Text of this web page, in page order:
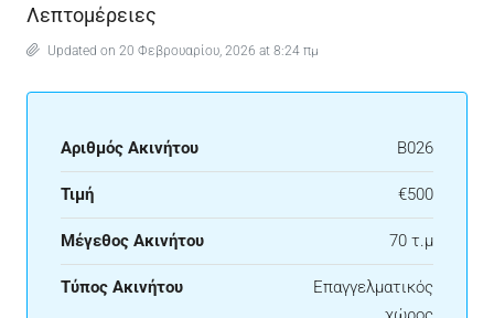
Λεπτομέρειες
Updated on 20 Φεβρουαρίου, 2026 at 8:24 πμ
Αριθμός Ακινήτου Β026
Τιμή €500
Μέγεθος Ακινήτου 70 τ.μ
Τύπος Ακινήτου
Επαγγελματικός